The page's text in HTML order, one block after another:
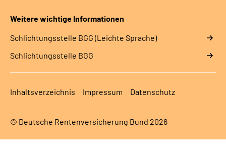
Weitere wichtige Informationen
Schlich­tungs­stel­le BGG (Leichte Sprache)
Schlich­tungs­stel­le BGG
Inhaltsverzeichnis Impressum Datenschutz
© Deutsche Rentenversicherung Bund 2026